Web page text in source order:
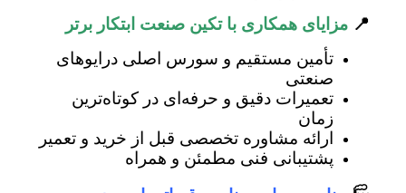
مزایای همکاری با تکین صنعت ابتکار برتر
تأمین مستقیم و سورس اصلی درایوهای
صنعتی
تعمیرات دقیق و حرفه‌ای در کوتاه‌ترین
زمان
ارائه مشاوره تخصصی قبل از خرید و تعمیر
پشتیبانی فنی مطمئن و همراه